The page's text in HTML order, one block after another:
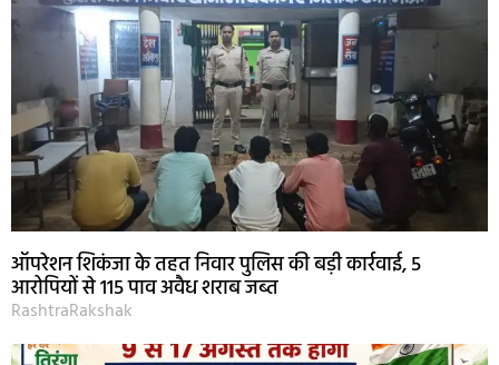
ऑपरेशन शिकंजा के तहत निवार पुलिस की बड़ी कार्रवाई, 5
आरोपियों से 115 पाव अवैध शराब जब्त
RashtraRakshak